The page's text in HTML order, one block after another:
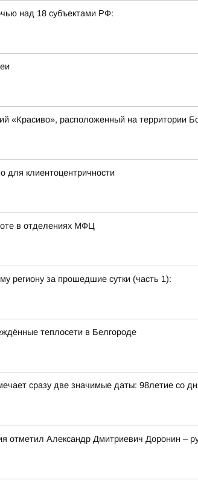
над 18 субъектами РФ:
«Красиво», расположенный на территории
для клиентоцентричности
в отделениях МФЦ
региону за прошедшие сутки (часть 1):
теплосети в Белгороде
сразу две значимые даты: 98летие
отметил Александр Дмитриевич Доронин –